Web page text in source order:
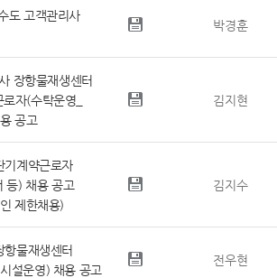
도 고객관리사
박경훈
장항물재생센터
자(수탁운영_
공고
김지현
기계약근로자
등) 채용 공고
제한채용)
김지수
물재생센터
설운영) 채용 공고
전우현